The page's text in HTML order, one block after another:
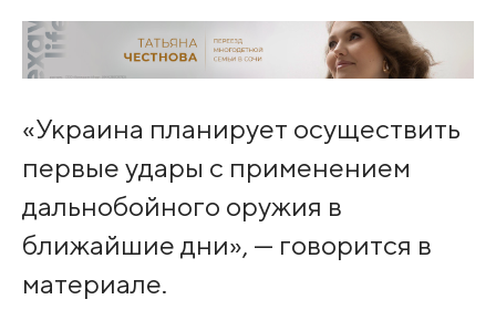
«Украина планирует осуществить
первые удары с применением
дальнобойного оружия в
ближайшие дни», — говорится в
материале.